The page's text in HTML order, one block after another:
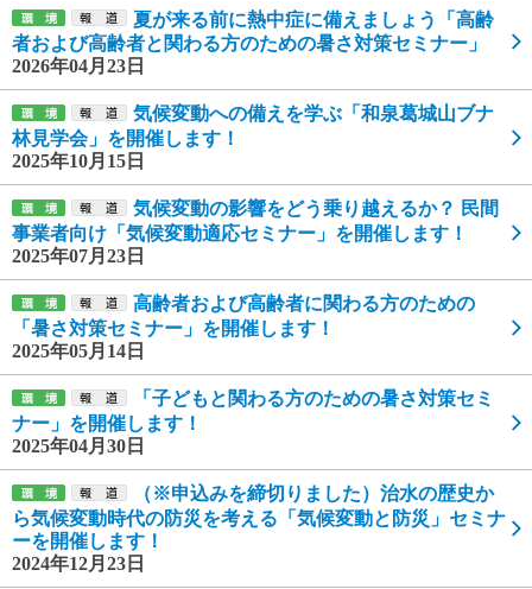
夏が来る前に熱中症に備えましょう「高齢
者および高齢者と関わる方のための暑さ対策セミナー」
2026年04月23日
気候変動への備えを学ぶ「和泉葛城山ブナ
林見学会」を開催します！
2025年10月15日
気候変動の影響をどう乗り越えるか？ 民間
事業者向け「気候変動適応セミナー」を開催します！
2025年07月23日
高齢者および高齢者に関わる方のための
「暑さ対策セミナー」を開催します！
2025年05月14日
「子どもと関わる方のための暑さ対策セミ
ナー」を開催します！
2025年04月30日
（※申込みを締切りました）治水の歴史か
ら気候変動時代の防災を考える「気候変動と防災」セミナ
ーを開催します！
2024年12月23日